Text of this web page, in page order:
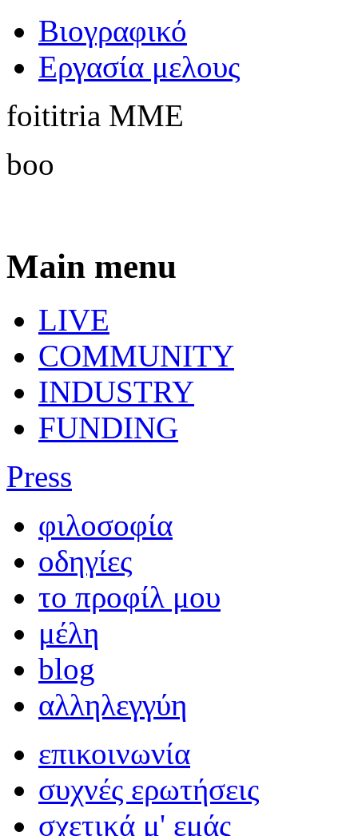
Βιογραφικό
Εργασία μελους
foititria MME
boo
Main menu
LIVE
COMMUNITY
INDUSTRY
FUNDING
Press
φιλοσοφία
οδηγίες
το προφίλ μου
μέλη
blog
αλληλεγγύη
επικοινωνία
συχνές ερωτήσεις
σχετικά μ' εμάς